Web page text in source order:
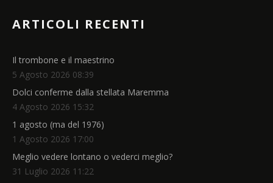
ARTICOLI RECENTI
Il trombone e il maestrino
5 Agosto 2026 08:39
Dolci conferme dalla stellata Maremma
4 Agosto 2026 15:32
1 agosto (ma del 1976)
1 Agosto 2026 17:00
Meglio vedere lontano o vederci meglio?
31 Luglio 2026 11:22